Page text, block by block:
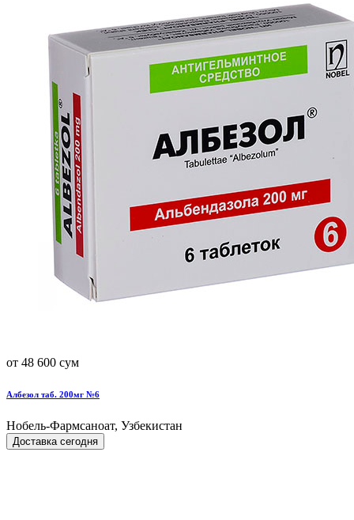
от 48 600 сум
Албезол таб. 200мг №6
Нобель-Фармсаноат, Узбекистан
Доставка сегодня